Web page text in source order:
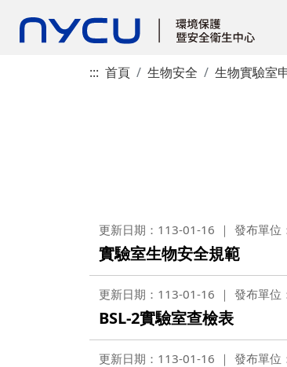
::: 首頁 生物安全 生物實驗室
更新日期：113-01-16 發布單位
實驗室生物安全規範
更新日期：113-01-16 發布單位
BSL-2實驗室查檢表
更新日期：113-01-16 發布單位